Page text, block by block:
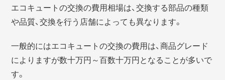
エコキュートの交換の費用相場は、交換する部品の種類
や品質、交換を行う店舗によっても異なります。
一般的にはエコキュートの交換の費用は、商品グレード
によりますが数十万円～百数十万円となることが多いで
す。